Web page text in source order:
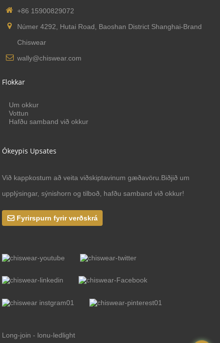
+86 15900829072
Númer 4292, Hutai Road, Baoshan District Shanghai-Brand
Chiswear
wally@chiswear.com
Flokkar
Um okkur
Vottun
Hafðu samband við okkur
Ókeypis Upsates
Við kappkostum að veita viðskiptavinum gæðavöru.Biðjið um
upplýsingar, sýnishorn og tilboð, hafðu samband við okkur!
Fyrirspurn fyrir verðskrá
Long-join - lonu-ledlight